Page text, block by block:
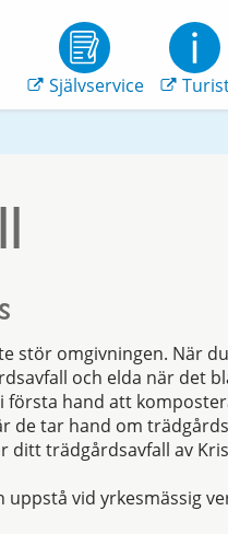
Självservice
stör omgivningen. När
och elda när det
första hand att
de tar hand om
ditt trädgårdsavfall av
vid yrkesmässig